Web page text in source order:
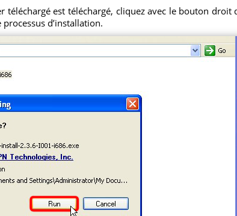
est téléchargé, cliquez avec le bouton
d’installation.